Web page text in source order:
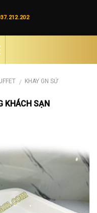
/ KHAY GN SỨ
KHÁCH SẠN